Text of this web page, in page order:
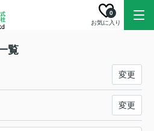
お気に入り
0
覧
変更
変更